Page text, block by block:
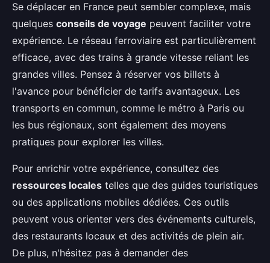
Se déplacer en France peut sembler complexe, mais
quelques conseils de voyage peuvent faciliter votre
expérience. Le réseau ferroviaire est particulièrement
efficace, avec des trains à grande vitesse reliant les
grandes villes. Pensez à réserver vos billets à
l'avance pour bénéficier de tarifs avantageux. Les
transports en commun, comme le métro à Paris ou
les bus régionaux, sont également des moyens
pratiques pour explorer les villes.
Pour enrichir votre expérience, consultez des
ressources locales telles que des guides touristiques
ou des applications mobiles dédiées. Ces outils
peuvent vous orienter vers des événements culturels,
des restaurants locaux et des activités de plein air.
De plus, n'hésitez pas à demander des